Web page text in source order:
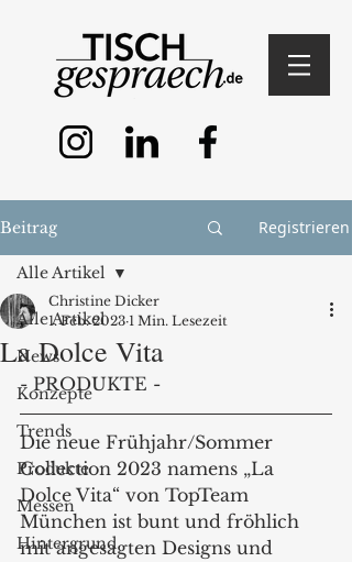
Beitrag Registrieren
Alle Artikel
News
Konzepte
Trends
Produkte
Messen
Hintergrund
Alle Artikel
La Dolce Vita
Christine Dicker
1. Feb. 2023 1 Min. Lesezeit
- PRODUKTE -
Die neue Frühjahr/Sommer
Collection 2023 namens „La
Dolce Vita“ von TopTeam
München ist bunt und fröhlich
mit angesagten Designs und